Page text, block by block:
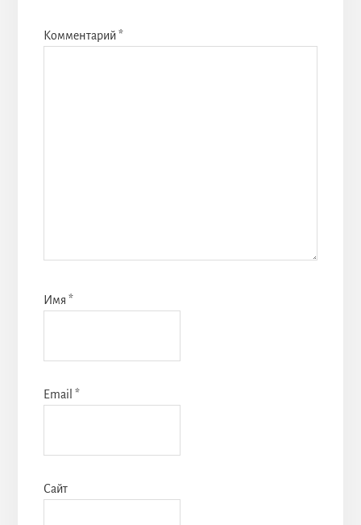
Комментарий*
Имя *
Email *
Сайт